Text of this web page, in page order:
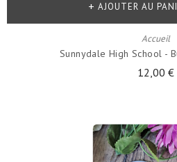
Accueil
Sunnydale High School -
12,00 €
AJOUTER AU